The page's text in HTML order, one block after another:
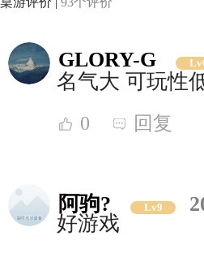
GLORY-G
名气大 可玩性
0 回复
阿驹? Lv9
好游戏